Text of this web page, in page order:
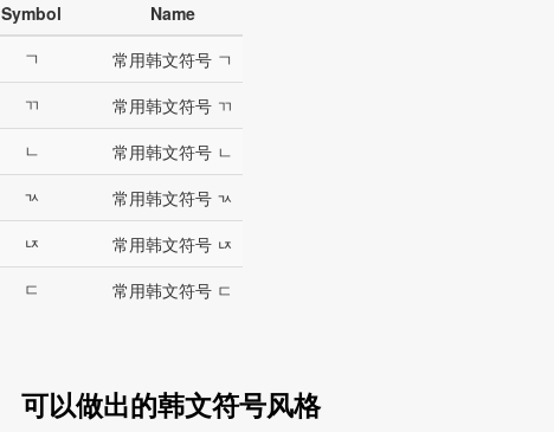
Symbol
Name
ㄱ
常用韩文符号 ㄱ
ㄲ
常用韩文符号 ㄲ
ㄴ
常用韩文符号 ㄴ
ㄳ
常用韩文符号 ㄳ
ㄵ
常用韩文符号 ㄵ
ㄷ
常用韩文符号 ㄷ
可以做出的韩文符号风格